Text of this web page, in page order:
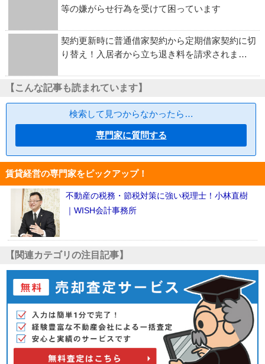
等の嫌がらせ行為を受けて困っています
契約更新時に普通借家契約から定期借家契約に切
り替え！入居者から立ち退き料を請求されま…
【こんな記事も読まれています】
検索して見つからなかったら…
専門家に質問する
賃貸経営の専門家をピックアップ！
不動産の税務・節税対策に強い税理士！小林直樹
｜WISH会計事務所
【関連カテゴリの注目記事】